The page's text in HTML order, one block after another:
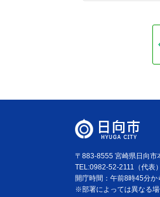
〒883-8555 宮崎県日向市
TEL:0982-52-2111（代表）
開庁時間：午前8時45分
※部署によっては異なる場